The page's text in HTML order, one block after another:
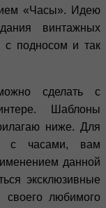
«Часы». Идею
винтажных
с подносом и так
сделать с
Шаблоны
ниже. Для
с часами, вам
данной
эксклюзивные
своего любимого